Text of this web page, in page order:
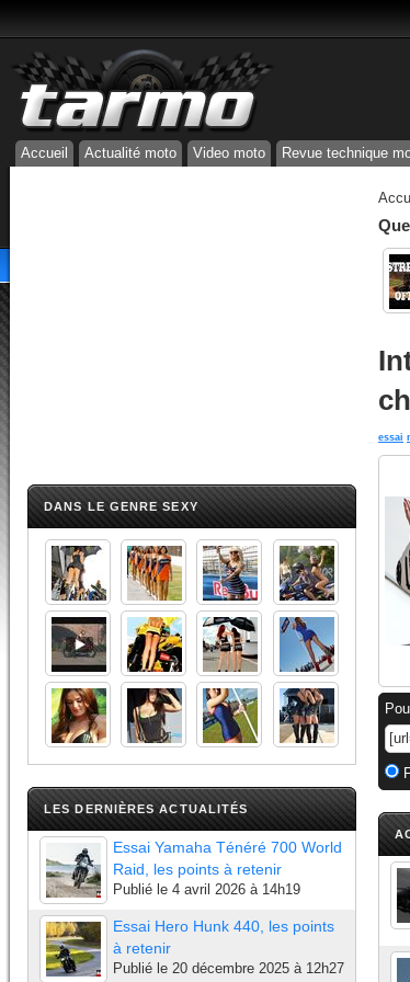
Accueil Actualité moto Video moto Revue technique
DANS LE GENRE SEXY
LES DERNIÈRES ACTUALITÉS
Essai Yamaha Ténéré 700 World
Raid, les points à retenir
Publié le 4 avril 2026 à 14h19
Essai Hero Hunk 440, les points
à retenir
Publié le 20 décembre 2025 à 12h27
essai